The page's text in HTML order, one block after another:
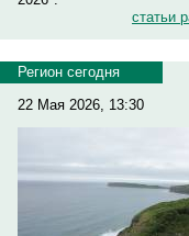
статьи
Регион сегодня
22 Мая 2026, 13:30